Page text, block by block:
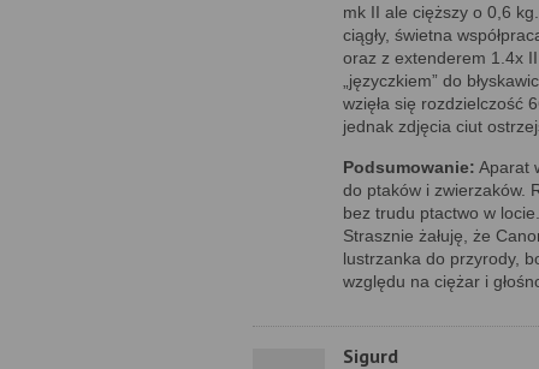
mk II ale cięższy o 0,6
ciągły, świetna
oraz z extenderem 1.4x
„języczkiem” do
wzięła się rozdzielczość
jednak zdjęcia ciut
Podsumowanie: Aparat
do ptaków i zwierzaków.
bez trudu ptactwo w
Strasznie żałuję, że
lustrzanka do przyrody,
względu na ciężar i
Sigurd